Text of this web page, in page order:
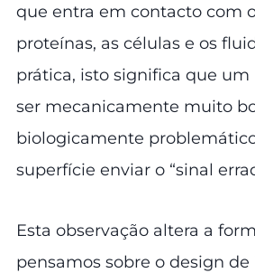
que entra em contacto com
proteínas, as células e os
prática, isto significa que
ser mecanicamente muito
biologicamente
superfície enviar o “sinal
Esta observação altera a
pensamos sobre o design